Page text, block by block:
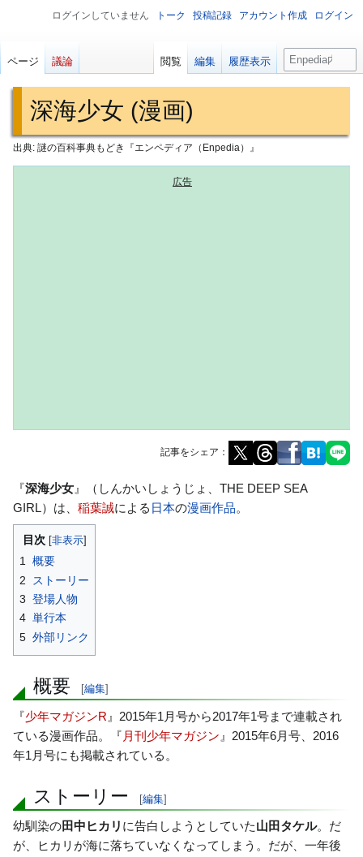
深海少女 (漫画)
出典: 謎の百科事典もどき『エンペディア（Enpedia）』
記事をシェア：
ナ
ビ
ゲ
シ
ョ
ン
に
移
検
索
に
動
『深海少女 』（しんかいしょうじょ、THE DEEP SEA
GIRL）は、 稲葉誠による 日本の漫画作品。
目次
1
概要
2
ストーリー
3 登場人物
4 単行本
5 外部リンク
概要 [編集]
『少年マガジンR 』2015年1月号から2017年1号まで連載され
ている漫画作品。『 月刊少年マガジン 』2015年6月号、2016
年1月号にも掲載されている。
ストーリー [編集]
幼馴染の田中ヒカリ に告白しようとしていた山田タケル。だ
が、ヒカリが海に落ちていなくなってしまう。だが、一年後
ログインしていません トーク 投稿記録 アカウント作成 ログイン
ページ 議論 閲覧 編集 履歴表示
検
索